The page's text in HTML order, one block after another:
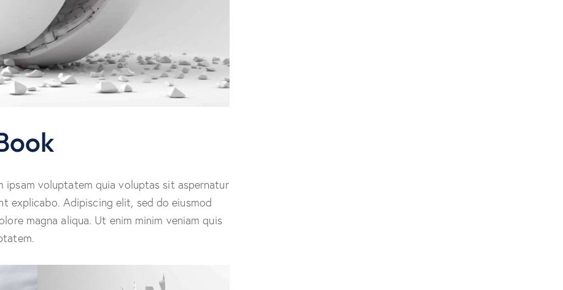
ipsam voluptatem quia voluptas sit aspernatur
explicabo. Adipiscing elit, sed do eiusmod
magna aliqua. Ut enim minim veniam quis